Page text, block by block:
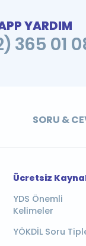
YARDIM
365 01
SORU &
Ücretsiz
YDS Önemli
Kelimeler
YÖKDİL Soru